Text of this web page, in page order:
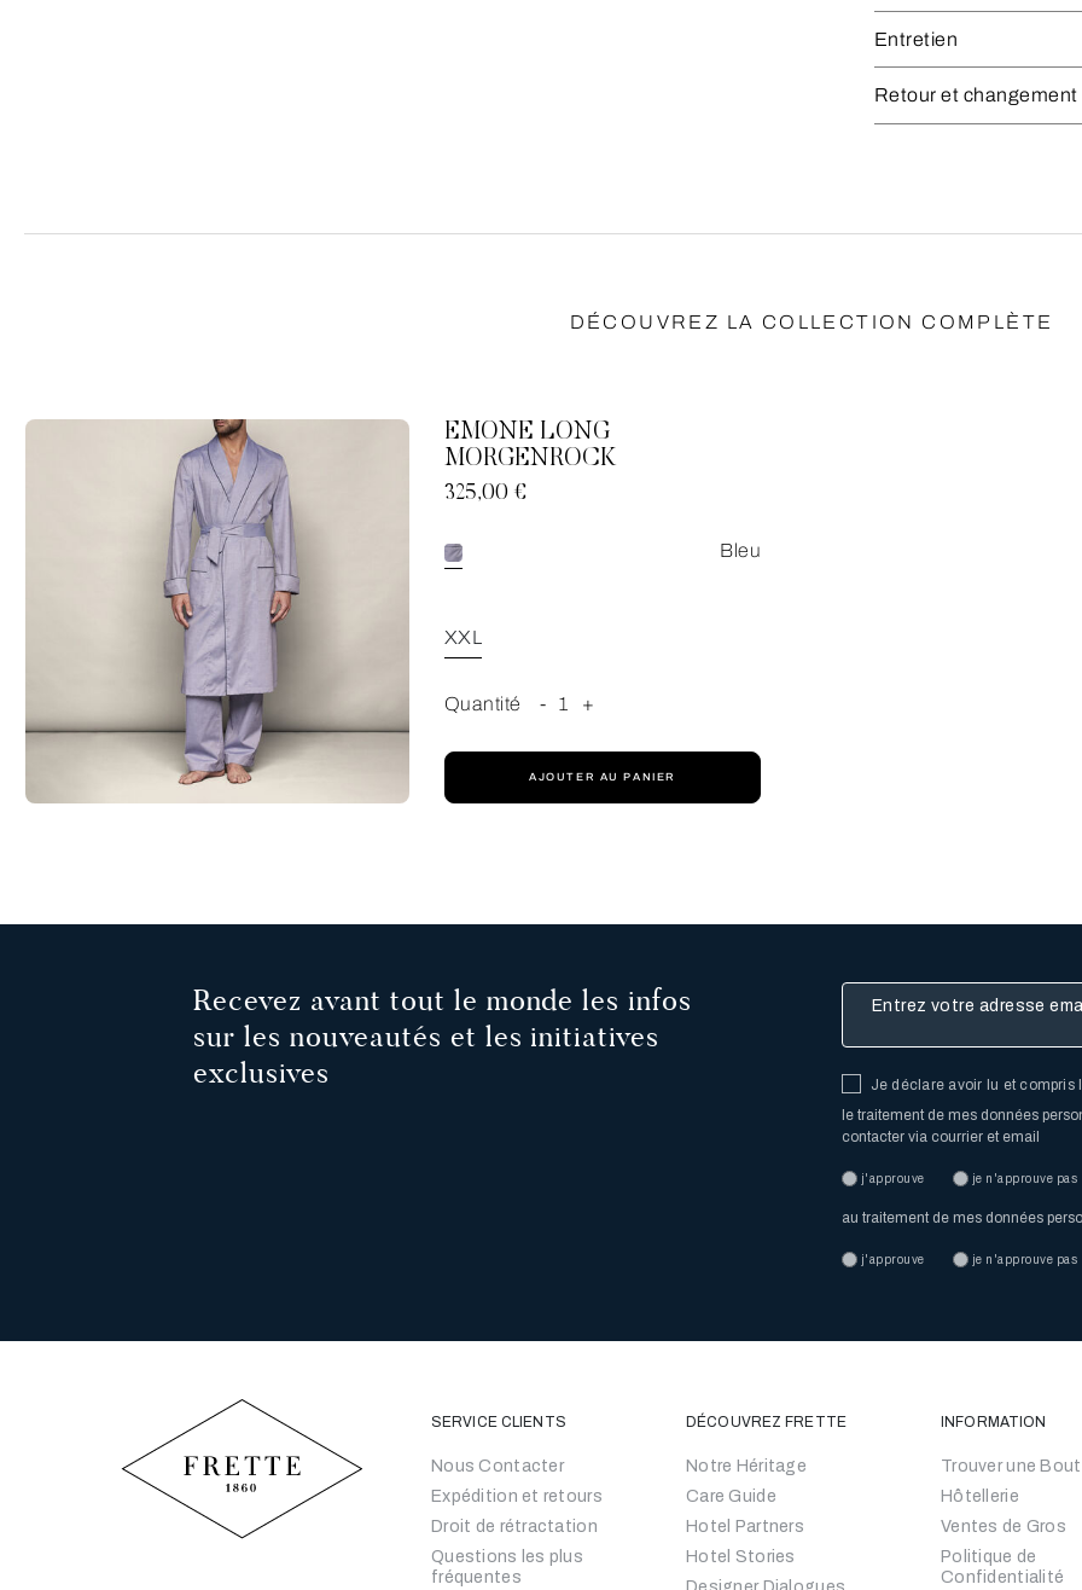
Entretien
Retour et changement
DÉCOUVREZ LA COLLECTION COMPLÈTE
EMONE LONG
MORGENROCK
325,00 €
Bleu
XXL
Quantité - 1 +
AJOUTER AU PANIER
Recevez avant tout le monde les infos
sur les nouveautés et les initiatives
exclusives
Entrez votre adresse email
Je déclare avoir lu et compris
le traitement de mes données
contacter via courrier et email
j'approuve je n'approuve pas
au traitement de mes données
j'approuve je n'approuve pas
SERVICE CLIENTS
Nous Contacter
Expédition et retours
Droit de rétractation
Questions les plus
fréquentes
DÉCOUVREZ FRETTE
Notre Héritage
Care Guide
Hotel Partners
Hotel Stories
INFORMATION
Trouver une
Hôtellerie
Ventes de Gros
Politique de
Confidentialité